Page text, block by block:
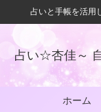
占いと手帳を活用
占い☆杏佳～
ホーム